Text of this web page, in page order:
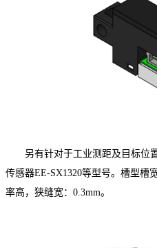
另有针对于工业测距及目标位
传感器EE-SX1320等型号。槽型槽
率高，狭缝宽：0.3mm。